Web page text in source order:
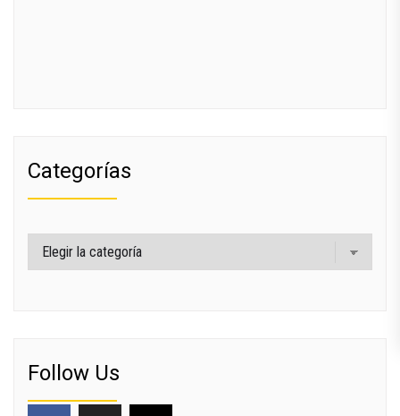
Categorías
Categorías
Follow Us